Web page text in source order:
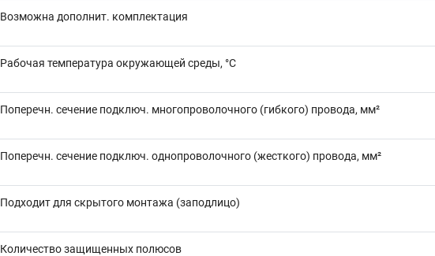
Возможна дополнит. комплектация
Рабочая температура окружающей среды, °C
Поперечн. сечение подключ. многопроволочного (гибкого) провода, мм²
Поперечн. сечение подключ. однопроволочного (жесткого) провода, мм²
Подходит для скрытого монтажа (заподлицо)
Количество защищенных полюсов